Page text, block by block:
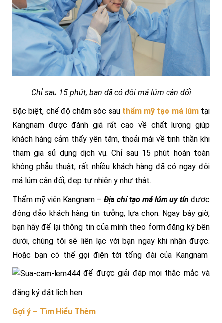
Chỉ sau 15 phút, bạn đã có đôi má lúm cân đối
Đặc biệt, chế độ chăm sóc sau thẩm mỹ tạo má lúmtại
Kangnam được đánh giá rất cao về chất lượng giúp
khách hàng cảm thấy yên tâm, thoải mái về tinh thần khi
tham gia sử dụng dịch vụ. Chỉ sau 15 phút hoàn toàn
không phẫu thuật, rất nhiều khách hàng đã có ngay đôi
má lúm cân đối, đẹp tự nhiên y như thật.
Thẩm mỹ viện Kangnam –Địa chỉ tạo má lúm uy tín được
đông đảo khách hàng tin tưởng, lựa chọn. Ngay bây giờ,
bạn hãy để lại thông tin của mình theo form đăng ký bên
dưới, chúng tôi sẽ liên lạc với bạn ngay khi nhận được.
Hoặc bạn có thể gọi điện tới tổng đài của Kangnam
để được giải đáp mọi thắc mắc và
đăng ký đặt lịch hẹn.
Gợi ý – Tìm Hiểu Thêm